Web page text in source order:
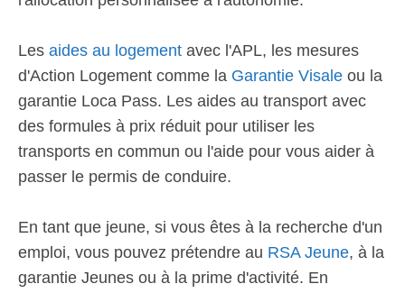
Les aides au logement avec l'APL, les mesures
d'Action Logement comme la Garantie Visale ou la
garantie Loca Pass. Les aides au transport avec
des formules à prix réduit pour utiliser les
transports en commun ou l'aide pour vous aider à
passer le permis de conduire.
En tant que jeune, si vous êtes à la recherche d'un
emploi, vous pouvez prétendre au RSA Jeune, à la
garantie Jeunes ou à la prime d'activité. En